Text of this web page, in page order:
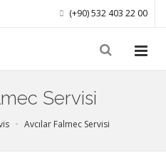
(+90) 532 403 22 00
Servisi
Avcılar Falmec Servisi